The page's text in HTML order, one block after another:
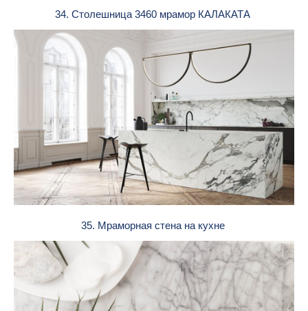
34. Столешница 3460 мрамор КАЛАКАТА
35. Мраморная стена на кухне